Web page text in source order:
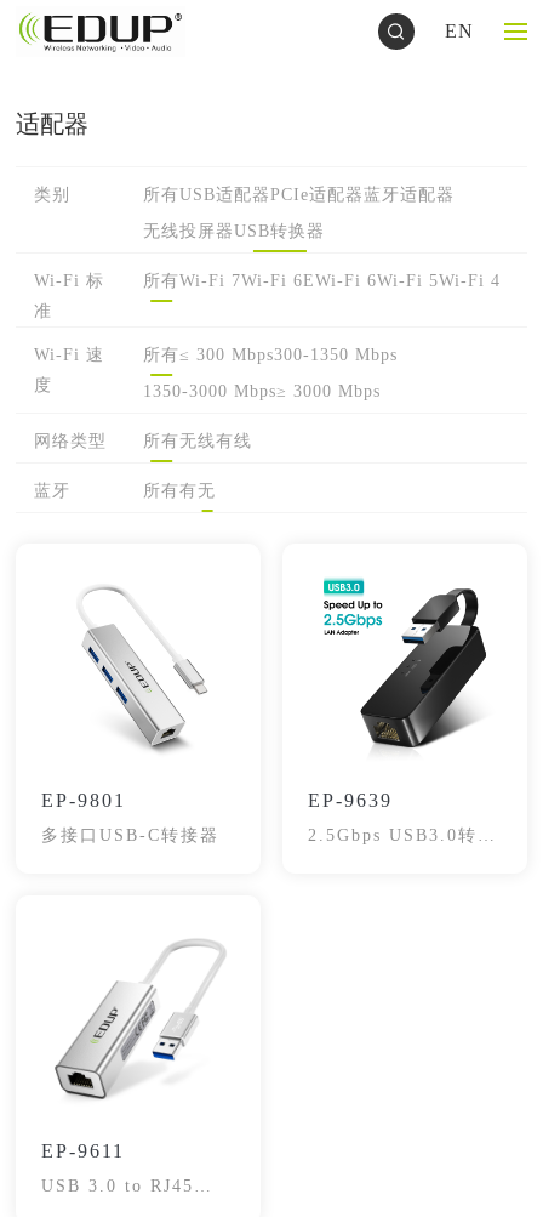
EN
适配器
类别 所有USB适配器PCIe适配器蓝牙适配器
无线投屏器USB转换器
Wi-Fi 标
准
所有Wi-Fi 7Wi-Fi 6EWi-Fi 6Wi-Fi 5Wi-Fi 4
Wi-Fi 速
度
所有≤ 300 Mbps300-1350 Mbps
1350-3000 Mbps≥ 3000 Mbps
网络类型 所有 无线有线
蓝牙 所有有 无
EP-9801
多接口USB-C转接器
EP-9639
2.5Gbps USB3.0转
EP-9611
USB 3.0 to RJ45